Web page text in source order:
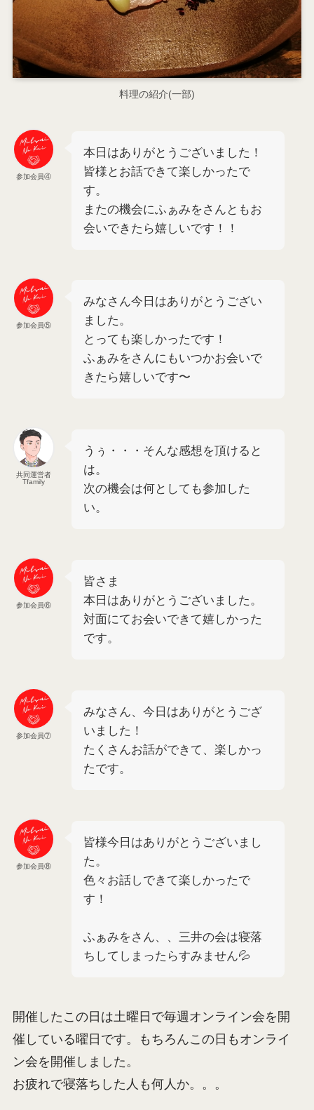
料理の紹介(一部)
参加会員④
本日はありがとうございました！
皆様とお話できて楽しかったで
す。
またの機会にふぁみをさんともお
会いできたら嬉しいです！！
参加会員⑤
みなさん今日はありがとうござい
ました。
とっても楽しかったです！
ふぁみをさんにもいつかお会いで
きたら嬉しいです〜
共同運営者
Tfamily
うぅ・・・そんな感想を頂けると
は。
次の機会は何としても参加した
い。
参加会員⑥
皆さま
本日はありがとうございました。
対面にてお会いできて嬉しかった
です。
参加会員⑦
みなさん、今日はありがとうござ
いました！
たくさんお話ができて、楽しかっ
たです。
参加会員⑧
皆様今日はありがとうございまし
た。
色々お話しできて楽しかったで
す！
ふぁみをさん、、三井の会は寝落
ちしてしまったらすみません💦
開催したこの日は土曜日で毎週オンライン会を開
催している曜日です。もちろんこの日もオンライ
ン会を開催しました。
お疲れで寝落ちした人も何人か。。。